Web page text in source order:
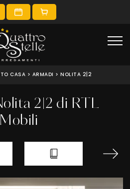
CASA > ARMADI >NOLITA 2|2
2|2 di RTL
Mobili